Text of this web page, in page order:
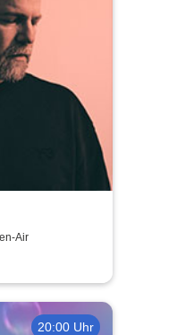
Air
20:00 Uhr